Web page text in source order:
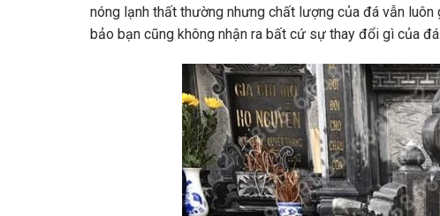
nóng lạnh thất thường nhưng chất lượng của đá vẫn
bảo bạn cũng không nhận ra bất cứ sự thay đổi gì của đá.